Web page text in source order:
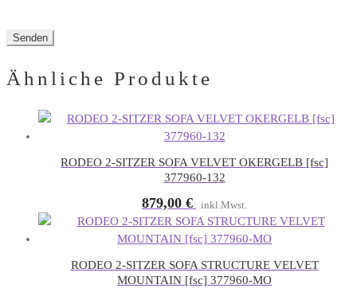
Ähnliche Produkte
RODEO 2-SITZER SOFA VELVET OKERGELB [fsc]
377960-132
879,00 € inkl.Mwst.
RODEO 2-SITZER SOFA STRUCTURE VELVET
MOUNTAIN [fsc] 377960-MO